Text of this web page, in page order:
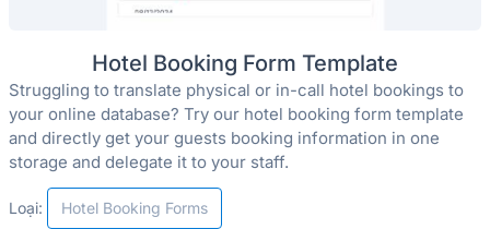
Hotel Booking Form Template
Struggling to translate physical or in-call hotel bookings to
your online database? Try our hotel booking form template
and directly get your guests booking information in one
storage and delegate it to your staff.
Loại: Hotel Booking Forms